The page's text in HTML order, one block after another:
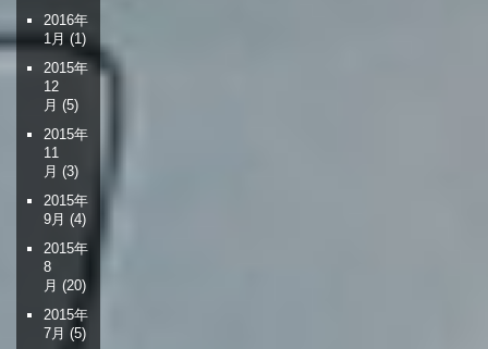
2016年
1月 (1)
2015年
12
月 (5)
2015年
11
月 (3)
2015年
9月 (4)
2015年
8
月 (20)
2015年
7月 (5)